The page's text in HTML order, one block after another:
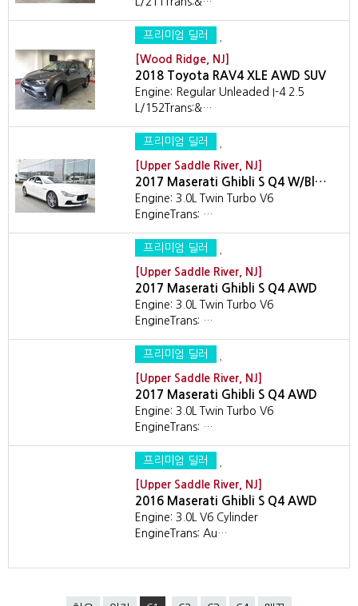
프리미엄 딜러
[Wood Ridge, NJ]
2018 Toyota RAV4 XLE AWD SUV
Engine: Regular Unleaded I-4 2.5
L/152Trans:&…
프리미엄 딜러
[Upper Saddle River, NJ]
2017 Maserati Ghibli S Q4 W/Bl…
Engine: 3.0L Twin Turbo V6
EngineTrans: …
프리미엄 딜러
[Upper Saddle River, NJ]
2017 Maserati Ghibli S Q4 AWD
Engine: 3.0L Twin Turbo V6
EngineTrans: …
프리미엄 딜러
[Upper Saddle River, NJ]
2017 Maserati Ghibli S Q4 AWD
Engine: 3.0L Twin Turbo V6
EngineTrans: …
프리미엄 딜러
[Upper Saddle River, NJ]
2016 Maserati Ghibli S Q4 AWD
Engine: 3.0L V6 Cylinder
EngineTrans: Au…